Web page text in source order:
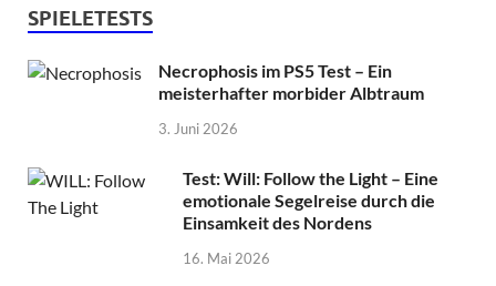
SPIELETESTS
Necrophosis im PS5 Test – Ein
meisterhafter morbider Albtraum
3. Juni 2026
Test: Will: Follow the Light – Eine
emotionale Segelreise durch die
Einsamkeit des Nordens
16. Mai 2026